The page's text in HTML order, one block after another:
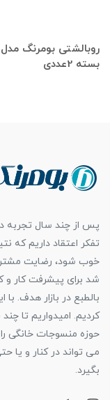
بسته 2عددی
پس از چند سال تجربه
تفکر اعتقاد داریم که
خوب شود، رضایت
شد برای پیشرفت کار و
بالطبع در بازار هدف.
کردیم. امیدواریم تا
حوزه منسوجات خانگی را
می تواند در کنار و یا
بگیرد.